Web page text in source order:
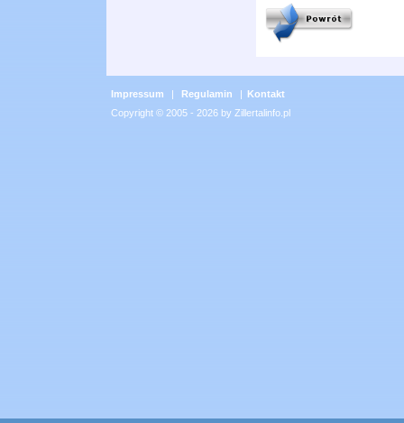
Impressum | Regulamin | Kontakt
Copyright © 2005 - 2026 by Zillertalinfo.pl